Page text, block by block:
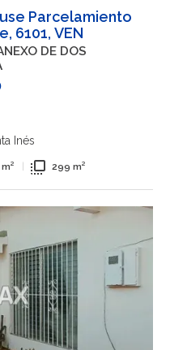
Parcelamiento
6101, VEN
DE DOS
Inés
flip_to_front 299 m²